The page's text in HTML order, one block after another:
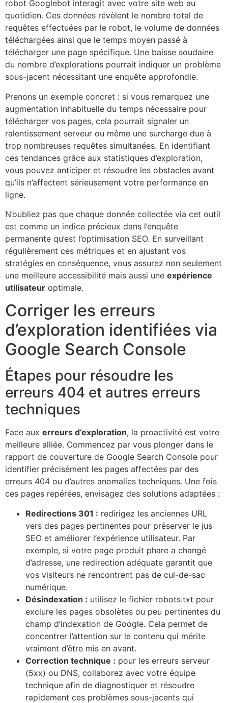
robot Googlebot interagit avec votre site web au
quotidien. Ces données révèlent le nombre total de
requêtes effectuées par le robot, le volume de données
téléchargées ainsi que le temps moyen passé à
télécharger une page spécifique. Une baisse soudaine
du nombre d’explorations pourrait indiquer un problème
sous-jacent nécessitant une enquête approfondie.
Prenons un exemple concret : si vous remarquez une
augmentation inhabituelle du temps nécessaire pour
télécharger vos pages, cela pourrait signaler un
ralentissement serveur ou même une surcharge due à
trop nombreuses requêtes simultanées. En identifiant
ces tendances grâce aux statistiques d’exploration,
vous pouvez anticiper et résoudre les obstacles avant
qu’ils n’affectent sérieusement votre performance en
ligne.
N’oubliez pas que chaque donnée collectée via cet outil
est comme un indice précieux dans l’enquête
permanente qu’est l’optimisation SEO. En surveillant
régulièrement ces métriques et en ajustant vos
stratégies en conséquence, vous assurez non seulement
une meilleure accessibilité mais aussi une expérience
utilisateur optimale.
Corriger les erreurs
d’exploration identifiées via
Google Search Console
Étapes pour résoudre les
erreurs 404 et autres erreurs
techniques
Face aux erreurs d’exploration, la proactivité est votre
meilleure alliée. Commencez par vous plonger dans le
rapport de couverture de Google Search Console pour
identifier précisément les pages affectées par des
erreurs 404 ou d’autres anomalies techniques. Une fois
ces pages repérées, envisagez des solutions adaptées :
Redirections 301 : redirigez les anciennes URL
vers des pages pertinentes pour préserver le jus
SEO et améliorer l’expérience utilisateur. Par
exemple, si votre page produit phare a changé
d’adresse, une redirection adéquate garantit que
vos visiteurs ne rencontrent pas de cul-de-sac
numérique.
Désindexation : utilisez le fichier robots.txt pour
exclure les pages obsolètes ou peu pertinentes du
champ d’indexation de Google. Cela permet de
concentrer l’attention sur le contenu qui mérite
vraiment d’être mis en avant.
Correction technique : pour les erreurs serveur
(5xx) ou DNS, collaborez avec votre équipe
technique afin de diagnostiquer et résoudre
rapidement ces problèmes sous-jacents qui